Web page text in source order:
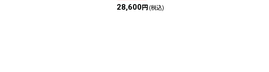
28,600円 (税込)